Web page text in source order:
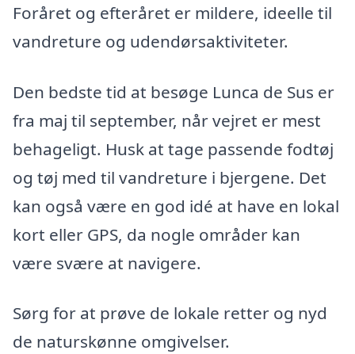
Foråret og efteråret er mildere, ideelle til
vandreture og udendørsaktiviteter.
Den bedste tid at besøge Lunca de Sus er
fra maj til september, når vejret er mest
behageligt. Husk at tage passende fodtøj
og tøj med til vandreture i bjergene. Det
kan også være en god idé at have en lokal
kort eller GPS, da nogle områder kan
være svære at navigere.
Sørg for at prøve de lokale retter og nyd
de naturskønne omgivelser.